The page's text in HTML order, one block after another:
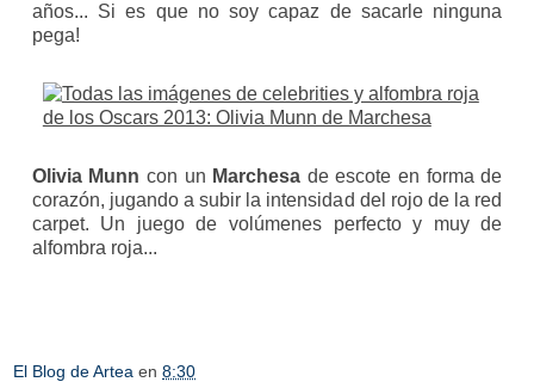
años... Si es que no soy capaz de sacarle ninguna
pega!
Olivia Munncon un Marchesa de escote en forma de
corazón, jugando a subir la intensidad del rojo de la red
carpet. Un juego de volúmenes perfecto y muy de
alfombra roja...
El Blog de Artea en 8:30